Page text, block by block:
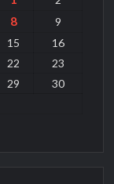
8
9
15
16
22
23
29
30